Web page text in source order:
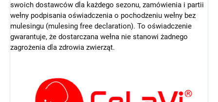
swoich dostawców dla każdego sezonu, zamówienia i partii
wełny podpisania oświadczenia o pochodzeniu wełny bez
mulesingu (mulesing free declaration). To oświadczenie
gwarantuje, że dostarczana wełna nie stanowi żadnego
zagrożenia dla zdrowia zwierząt.